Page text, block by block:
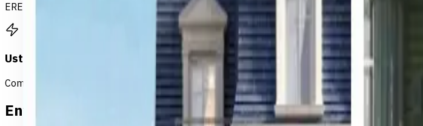
EREP le conecta con agentes autorizados y verificados — sin llamadas no solicitadas de
Usted mantiene el control
Compare agentes, elija quién le representa y negocie las condiciones que le convengan.
Envie los Detalles de Su Propiedad